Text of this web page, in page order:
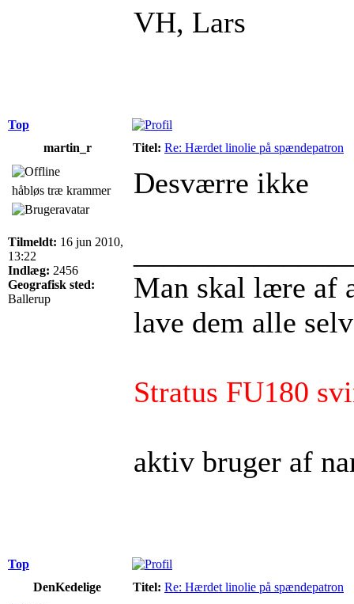
VH, Lars
Top
martin_r
Titel: Re: Hærdet linolie på spændepatron
håbløs træ krammer
Tilmeldt: 16 jun 2010,
13:22
Indlæg: 2456
Geografisk sted:
Ballerup
Desværre ikke
Man skal lære af
lave dem alle selv
Stratus FU180
aktiv bruger af
Top
DenKedelige
Titel: Re: Hærdet linolie på spændepatron